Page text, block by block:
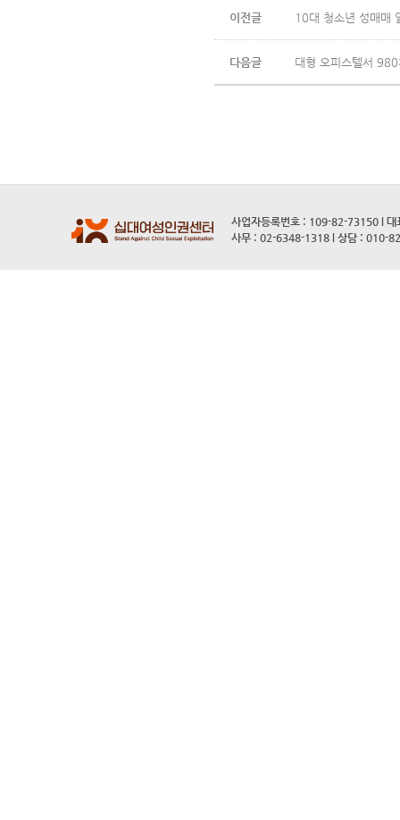
이전글 10대 청소년 성매매
다음글 대형 오피스텔서
사업자등록번호 : 109-82-73150 l 대
사무 : 02-6348-1318 l 상담 : 010-